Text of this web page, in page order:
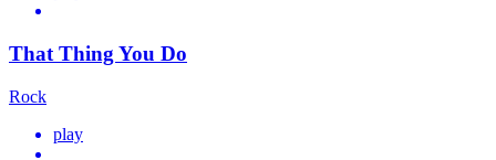
That Thing You Do
Rock
play